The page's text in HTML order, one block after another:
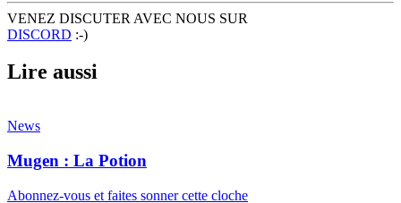
VENEZ DISCUTER AVEC NOUS SUR
DISCORD :-)
Lire aussi
News
Mugen : La Potion
Abonnez-vous et faites sonner cette cloche